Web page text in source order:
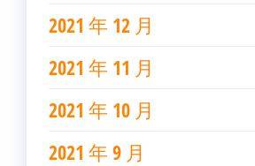
2021 年 12 月
2021 年 11 月
2021 年 10 月
2021 年 9 月